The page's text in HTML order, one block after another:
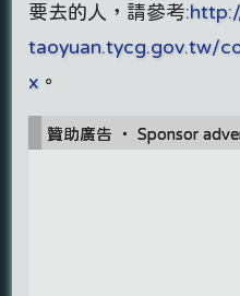
要去的人，請參考:
taoyuan.tycg.gov.tw/
x 。
贊助廣告 ‧ Sponsor